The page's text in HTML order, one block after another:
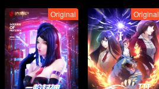
Original Original